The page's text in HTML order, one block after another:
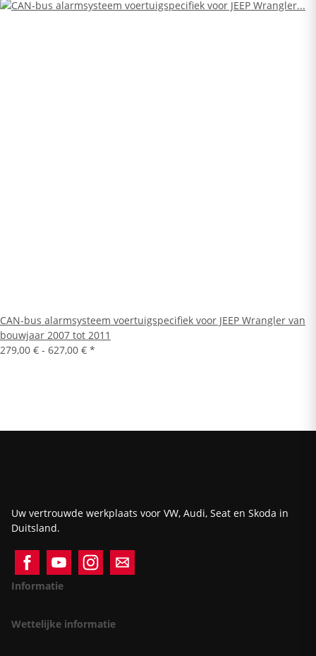
CAN-bus alarmsysteem voertuigspecifiek voor JEEP Wrangler van
bouwjaar 2007 tot 2011
279,00 € - 627,00 € *
Uw vertrouwde werkplaats voor VW, Audi, Seat en Skoda in
Duitsland.
Informatie
Wettelijke informatie